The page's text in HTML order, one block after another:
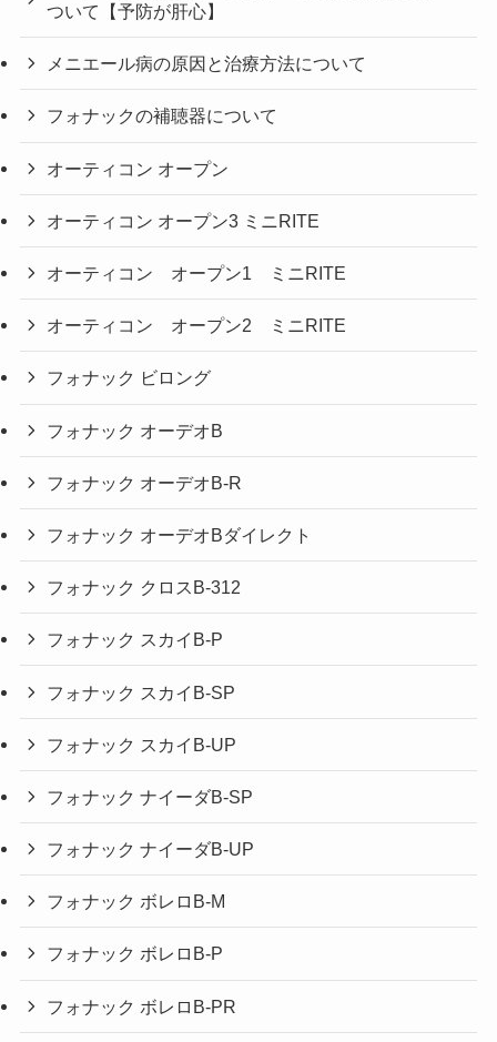
ついて【予防が肝心】
メニエール病の原因と治療方法について
フォナックの補聴器について
オーティコン オープン
オーティコン オープン3 ミニRITE
オーティコン オープン1 ミニRITE
オーティコン オープン2 ミニRITE
フォナック ビロング
フォナック オーデオB
フォナック オーデオB-R
フォナック オーデオBダイレクト
フォナック クロスB-312
フォナック スカイB-P
フォナック スカイB-SP
フォナック スカイB-UP
フォナック ナイーダB-SP
フォナック ナイーダB-UP
フォナック ボレロB-M
フォナック ボレロB-P
フォナック ボレロB-PR